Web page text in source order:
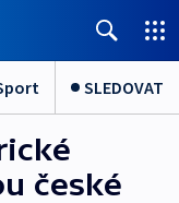
SLEDOVAT
české